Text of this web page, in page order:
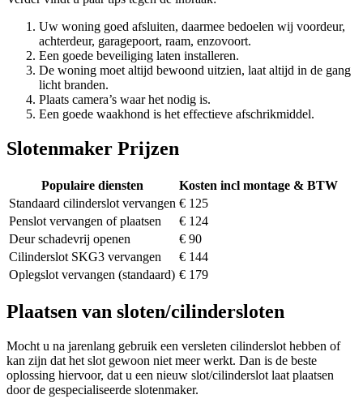
Uw woning goed afsluiten, daarmee bedoelen wij voordeur,
achterdeur, garagepoort, raam, enzovoort.
Een goede beveiliging laten installeren.
De woning moet altijd bewoond uitzien, laat altijd in de gang
licht branden.
Plaats camera’s waar het nodig is.
Een goede waakhond is het effectieve afschrikmiddel.
Slotenmaker Prijzen
Populaire diensten
Kosten incl montage & BTW
Standaard cilinderslot vervangen € 125
Penslot vervangen of plaatsen
€ 124
Deur schadevrij openen
€ 90
Cilinderslot SKG3 vervangen
€ 144
Oplegslot vervangen (standaard) € 179
Plaatsen van sloten/cilindersloten
Mocht u na jarenlang gebruik een versleten cilinderslot hebben of
kan zijn dat het slot gewoon niet meer werkt. Dan is de beste
oplossing hiervoor, dat u een nieuw slot/cilinderslot laat plaatsen
door de gespecialiseerde slotenmaker.